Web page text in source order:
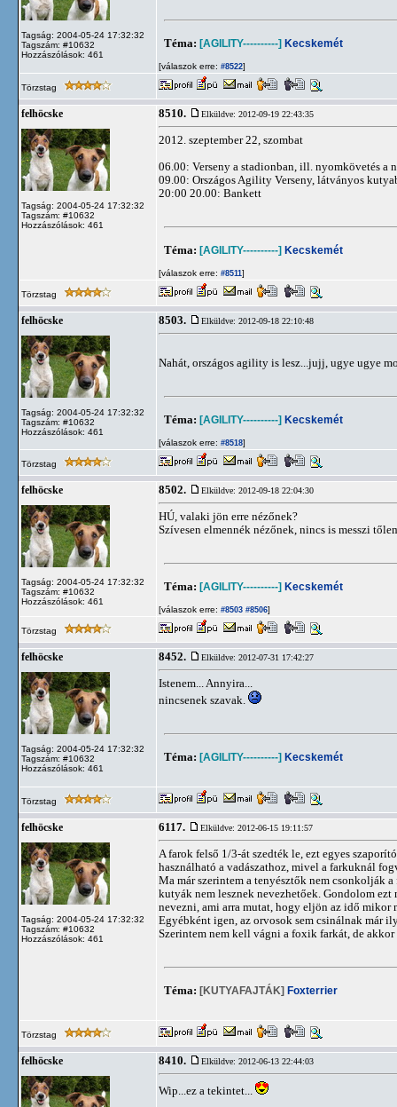
Tagság: 2004-05-24 17:32:32
Tagszám: #10632
Hozzászólások: 461
Téma: [AGILITY----------] Kecskemét
[válaszok erre: #8522]
Törzstag
felhöcske
Tagság: 2004-05-24 17:32:32
Tagszám: #10632
Hozzászólások: 461
8510. Elküldve: 2012-09-19 22:43:35
2012. szeptember 22, szombat
06.00: Verseny a stadionban, ill. nyomkövetés a
09.00: Országos Agility Verseny, látványos
20:00 20.00: Bankett
Téma: [AGILITY----------] Kecskemét
[válaszok erre: #8511]
Törzstag
felhöcske
Tagság: 2004-05-24 17:32:32
Tagszám: #10632
Hozzászólások: 461
8503. Elküldve: 2012-09-18 22:10:48
Nahát, országos agility is lesz...jujj, ugye ugye
Téma: [AGILITY----------] Kecskemét
[válaszok erre: #8518]
Törzstag
felhöcske
Tagság: 2004-05-24 17:32:32
Tagszám: #10632
Hozzászólások: 461
8502. Elküldve: 2012-09-18 22:04:30
HÚ, valaki jön erre nézőnek?
Szívesen elmennék nézőnek, nincs is messzi
Téma: [AGILITY----------] Kecskemét
[válaszok erre: #8503 #8506]
Törzstag
felhöcske
Tagság: 2004-05-24 17:32:32
Tagszám: #10632
Hozzászólások: 461
8452. Elküldve: 2012-07-31 17:42:27
Istenem... Annyira...
nincsenek szavak.
Téma: [AGILITY----------] Kecskemét
Törzstag
felhöcske
Tagság: 2004-05-24 17:32:32
Tagszám: #10632
Hozzászólások: 461
6117. Elküldve: 2012-06-15 19:11:57
A farok felső 1/3-át szedték le, ezt egyes
használható a vadászathoz, mivel a farkuknál
Ma már szerintem a tenyésztők nem csonkolják
kutyák nem lesznek nevezhetőek. Gondolom
nevezni, ami arra mutat, hogy eljön az idő mikor
Egyébként igen, az orvosok sem csinálnak már
Szerintem nem kell vágni a foxik farkát, de
Téma: [KUTYAFAJTÁK] Foxterrier
Törzstag
felhöcske 8410. Elküldve: 2012-06-13 22:44:03
Wip...ez a tekintet...